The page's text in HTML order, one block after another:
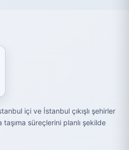
içi ve İstanbul çıkışlı şehirler
süreçlerini planlı şekilde